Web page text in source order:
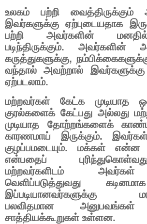
உலகம்
பற்றி வைத்திருக்கும்
இவர்களுக்கு ஏற்புடையதாக
பற்றி
அவர்களின்
படிந்திருக்கும். அவர்களின்
கருத்துகளுக்கு,
வந்தால் அவற்றால் இவர்களுக்கு
ஏற்படலாம்.
மற்றவர்கள்
கேட்க முடியாத
குரல்களைக் கேட்பது அல்லது
முடியாத
தோற்றங்களைக்
காரணமாய்
இருக்கும்.
குழப்பமடையும். மக்கள் என்ன
என்பதைப்
மற்றவர்களிடம்
அவர்கள்
வெளிப்படுத்துவது
கடினமாக
இப்படியானவர்களுக்கு
பலவிதமான
அனுபவங்கள்
சாத்தியக்கூறுகள் உள்ளன.